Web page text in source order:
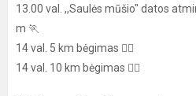
13.00 val. ,,Saulės mūšio" datos
m 🏃‍
14 val. 5 km bėgimas 🏃‍♂️
14 val. 10 km bėgimas 🤸‍♂️